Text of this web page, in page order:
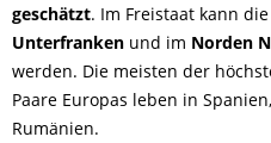
geschätzt. Im Freistaat kann
Unterfranken und im Norden
werden. Die meisten der
Paare Europas leben in
Rumänien.